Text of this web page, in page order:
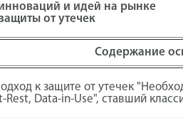
и идей на рынке
от утечек
Содержание
к защите от утечек
Rest, Data-in-Use", ставший